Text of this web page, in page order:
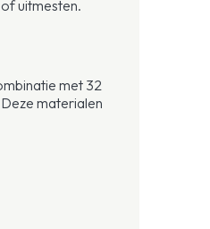
uitmesten.
met 32
materialen